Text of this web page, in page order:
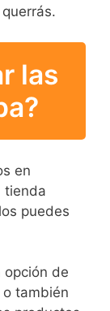
las
en
tienda
puedes
opción de
también